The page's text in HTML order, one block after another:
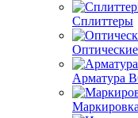
Сплиттеры
Арматура